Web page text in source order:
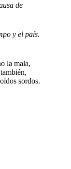
de
y el país.
la mala,
sordos.